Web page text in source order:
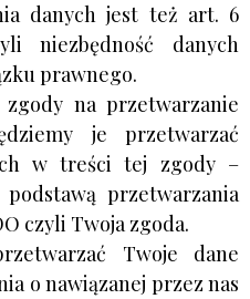
danych jest też art. 6
niezbędność danych
prawnego.
zgody na przetwarzanie
je przetwarzać
w treści tej zgody –
przetwarzania
czyli Twoja zgoda.
Twoje dane
o nawiązanej przez nas